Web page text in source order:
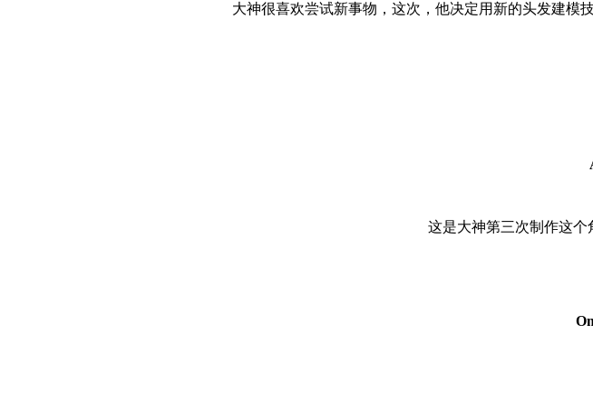
大神很喜欢尝试新事物，这次，他决定用新的头发建模
这是大神第三次制作这个